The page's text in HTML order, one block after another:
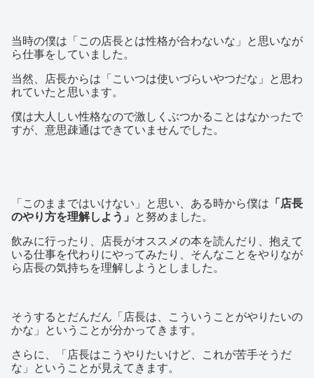
当時の僕は「この店長とは性格が合わないな」と思いなが
ら仕事をしていました。
当然、店長からは「こいつは使いづらいやつだな」と思わ
れていたと思います。
僕は大人しい性格なので激しくぶつかることはなかったで
すが、意思疎通はできていませんでした。
「このままではいけない」と思い、ある時から僕は 「店長
のやり方を理解しよう」 と努めました。
飲みに行ったり、店長がオススメの本を読んだり、抱えて
いる仕事を代わりにやってみたり、そんなことをやりなが
ら店長の気持ちを理解しようとしました。
そうするとだんだん「店長は、こういうことがやりたいの
かな」ということが分かってきます。
さらに、「店長はこうやりたいけど、これが苦手そうだ
な」ということが見えてきます。